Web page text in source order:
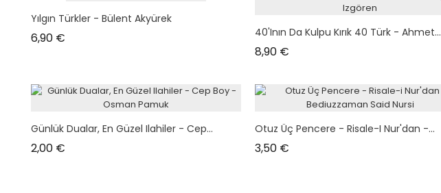
Yılgın Türkler - Bülent Akyürek
6,90 € 40'ının Da Kulpu Kırık 40 Türk - Ahmet...
8,90 €
Günlük Dualar, En Güzel Ilahiler - Cep...
2,00 €
Otuz Üç Pencere - Risale-I Nur'dan -...
3,50 €